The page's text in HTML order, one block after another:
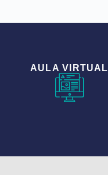
AULA VIRTUAL